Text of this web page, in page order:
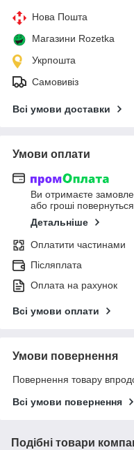
Нова Пошта
Магазини Rozetka
Укрпошта
Самовивіз
Всі умови доставки
Умови оплати
Ви отримаєте
або гроші
Детальніше
Оплатити частинами
Післяплата
Оплата на рахунок
Всі умови оплати
Умови повернення
Повернення товару
Всі умови повернення
Подібні товари